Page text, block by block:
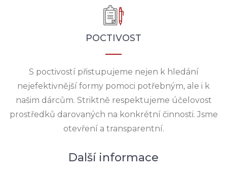
POCTIVOST
S poctivostí přistupujeme nejen k hledání
nejefektivnější formy pomoci potřebným, ale i k
našim dárcům. Striktně respektujeme účelovost
prostředků darovaných na konkrétní činnosti. Jsme
otevření a transparentní.
Další informace